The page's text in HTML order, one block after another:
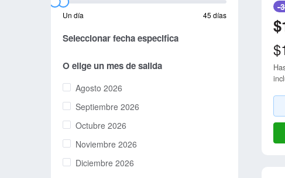
Un día 45 días
Seleccionar fecha especifica
O elige un mes de salida
Agosto 2026
Septiembre 2026
Octubre 2026
Noviembre 2026
Diciembre 2026
-